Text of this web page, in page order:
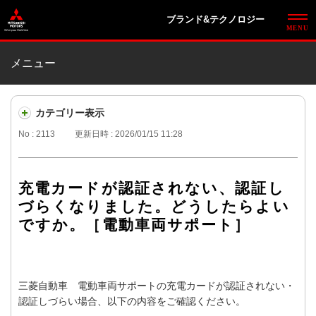
ブランド&テクノロジー
メニュー
カテゴリー表示
No : 2113 更新日時 : 2026/01/15 11:28
充電カードが認証されない、認証し
づらくなりました。どうしたらよい
ですか。［電動車両サポート］
三菱自動車 電動車両サポートの充電カードが認証されない・
認証しづらい場合、以下の内容をご確認ください。